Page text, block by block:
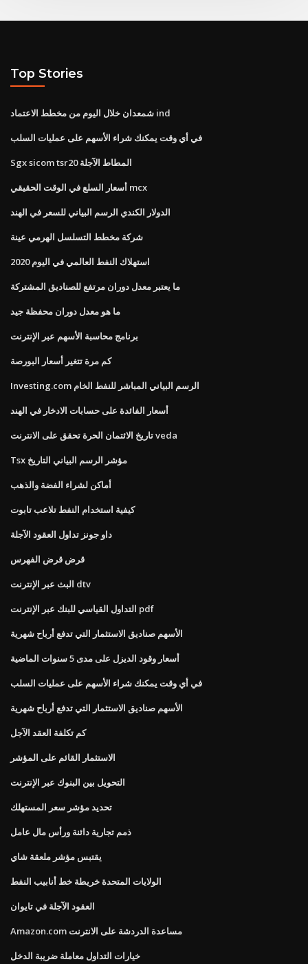
Top Stories
شمعدان خلال اليوم من مخطط الاعتماد ind
في أي وقت يمكنك شراء الأسهم على عمليات السلب
Sgx sicom tsr20 المطاط الآجلة
أسعار السلع في الوقت الحقيقي mcx
الدولار الكندي الرسم البياني للسعر في الهند
شركة مخطط التسلسل الهرمي عينة
استهلاك النفط العالمي في اليوم 2020
ما يعتبر معدل دوران مرتفع للصناديق المشتركة
ما هو معدل دوران محفظة جيد
برنامج محاسبة الأسهم عبر الإنترنت
كم مرة تتغير أسعار البورصة
Investing.com الرسم البياني المباشر للنفط الخام
أسعار الفائدة على حسابات الادخار في الهند
تاريخ الائتمان الحرة تحقق على الانترنت veda
Tsx مؤشر الرسم البياني التاريخ
أماكن لشراء الفضة والذهب
كيفية استخدام النفط تلاعب تابوت
داو جونز تداول العقود الآجلة
قرض قرض الفهرس
البث عبر الإنترنت dtv
التداول القياسي للبنك عبر الإنترنت pdf
الأسهم صناديق الاستثمار التي تدفع أرباح شهرية
أسعار وقود الديزل على مدى 5 سنوات الماضية
في أي وقت يمكنك شراء الأسهم على عمليات السلب
الأسهم صناديق الاستثمار التي تدفع أرباح شهرية
كم تكلفة العقد الآجل
الاستثمار القائم على المؤشر
التحويل بين البنوك عبر الإنترنت
تحديد مؤشر سعر المستهلك
ذمم تجارية دائنة ورأس مال عامل
يقتبس مؤشر ملعقة شاي
الولايات المتحدة خريطة خط أنابيب النفط
العقود الآجلة في تايوان
Amazon.com مساعدة الدردشة على الانترنت
خيارات التداول معاملة ضريبة الدخل